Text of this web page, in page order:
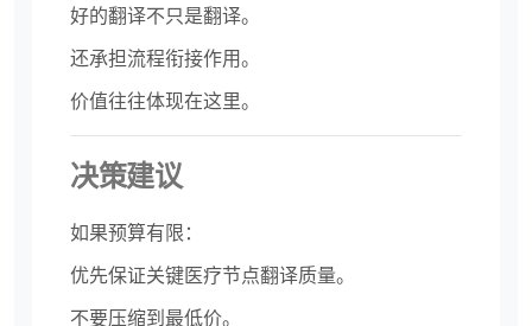
好的翻译不只是翻译。
还承担流程衔接作用。
价值往往体现在这里。
决策建议
如果预算有限：
优先保证关键医疗节点翻译质量。
不要压缩到最低价。